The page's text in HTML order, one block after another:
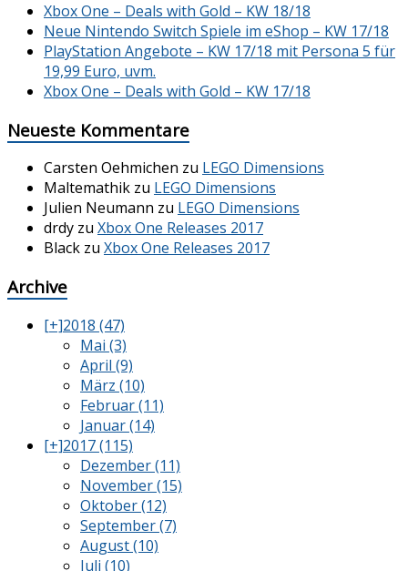
Xbox One – Deals with Gold – KW 18/18
Neue Nintendo Switch Spiele im eShop – KW 17/18
PlayStation Angebote – KW 17/18 mit Persona 5 für
19,99 Euro, uvm.
Xbox One – Deals with Gold – KW 17/18
Neueste Kommentare
Carsten Oehmichen zu LEGO Dimensions
Maltemathik zu LEGO Dimensions
Julien Neumann zu LEGO Dimensions
drdy zu Xbox One Releases 2017
Black zu Xbox One Releases 2017
Archive
[+]2018 (47)
Mai (3)
April (9)
März (10)
Februar (11)
Januar (14)
[+]2017 (115)
Dezember (11)
November (15)
Oktober (12)
September (7)
August (10)
Juli (10)